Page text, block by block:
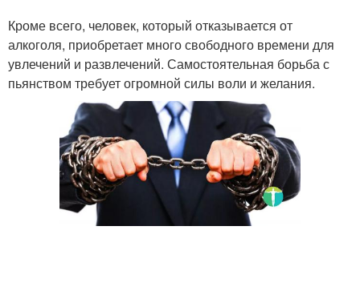
Кроме всего, человек, который отказывается от
алкоголя, приобретает много свободного времени для
увлечений и развлечений. Самостоятельная борьба с
пьянством требует огромной силы воли и желания.